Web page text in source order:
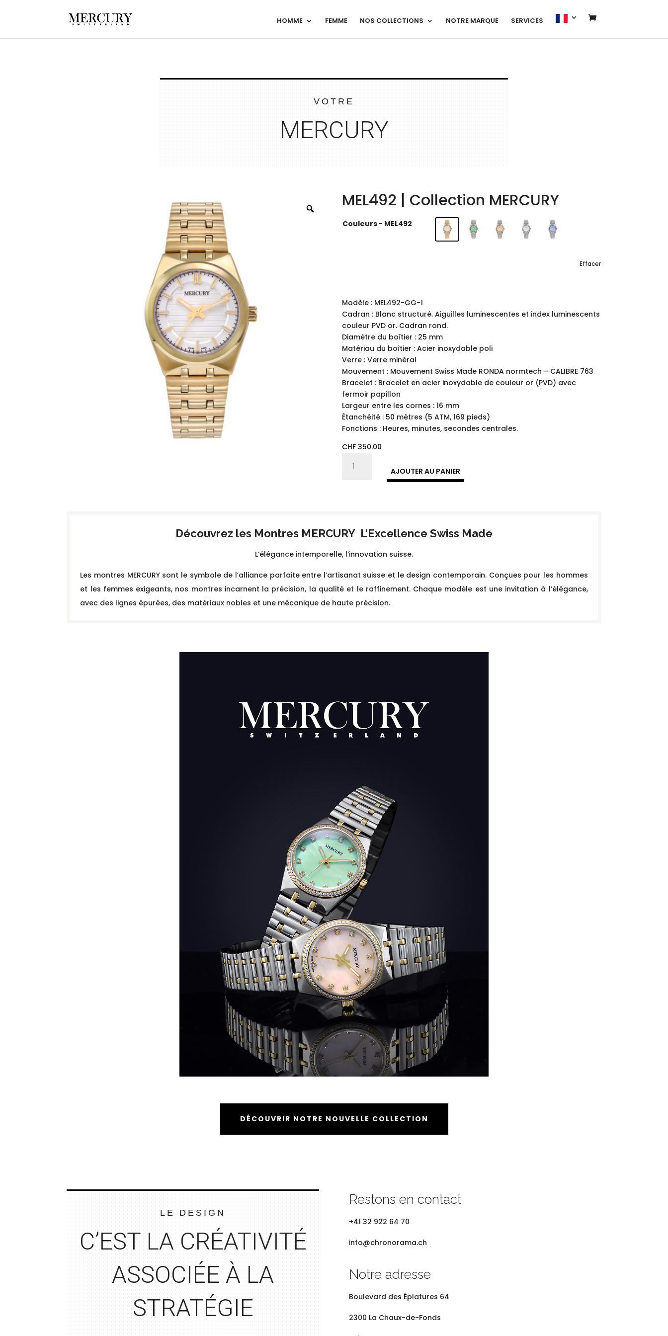
HOMME FEMME NOS COLLECTIONS NOTRE MARQUE SERVICES
VOTRE
MERCURY
MEL492 | Collection MERCURY
Couleurs - MEL492
Effacer
Modèle : MEL492-GG-1
Cadran : Blanc structuré. Aiguilles luminescentes et index luminescents
couleur PVD or. Cadran rond.
Diamètre du boîtier : 25 mm
Matériau du boîtier : Acier inoxydable poli
Verre : Verre minéral
Mouvement : Mouvement Swiss Made RONDA normtech – CALIBRE 763
Bracelet : Bracelet en acier inoxydable de couleur or (PVD) avec
fermoir papillon
Largeur entre les cornes : 16 mm
Étanchéité : 50 mètres (5 ATM, 169 pieds)
Fonctions : Heures, minutes, secondes centrales.
CHF 350.00
AJOUTER AU PANIER
Découvrez les Montres MERCURY L’Excellence Swiss Made
L’élégance intemporelle, l’innovation suisse.
Les montres MERCURY sont le symbole de l’alliance parfaite entre l’artisanat suisse et le design contemporain. Conçues pour les hommes
et les femmes exigeants, nos montres incarnent la précision, la qualité et le raffinement. Chaque modèle est une invitation à l’élégance,
avec des lignes épurées, des matériaux nobles et une mécanique de haute précision.
DÉCOUVRIR NOTRE NOUVELLE COLLECTION
LE DESIGN
C’EST LA CRÉATIVITÉ
ASSOCIÉE À LA
STRATÉGIE
Restons en contact
+41 32 922 64 70
info@chronorama.ch
Notre adresse
Boulevard des Éplatures 64
2300 La Chaux-de-Fonds